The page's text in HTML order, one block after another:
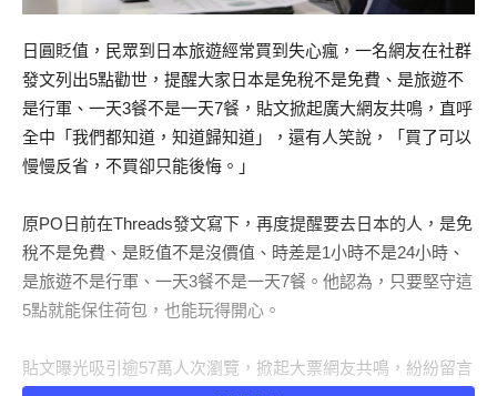
日圓貶值，民眾到日本旅遊經常買到失心瘋，一名網友在社群
發文列出5點勸世，提醒大家日本是免稅不是免費、是旅遊不
是行軍、一天3餐不是一天7餐，貼文掀起廣大網友共鳴，直呼
全中「我們都知道，知道歸知道」，還有人笑說，「買了可以
慢慢反省，不買卻只能後悔。」
原PO日前在Threads發文寫下，再度提醒要去日本的人，是免
稅不是免費、是貶值不是沒價值、時差是1小時不是24小時、
是旅遊不是行軍、一天3餐不是一天7餐。他認為，只要堅守這
5點就能保住荷包，也能玩得開心。
貼文曝光吸引逾57萬人次瀏覽，掀起大票網友共鳴，紛紛留言